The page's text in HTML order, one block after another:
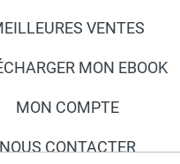
VENTES
MON EBOOK
MON COMPTE
NOUS CONTACTER